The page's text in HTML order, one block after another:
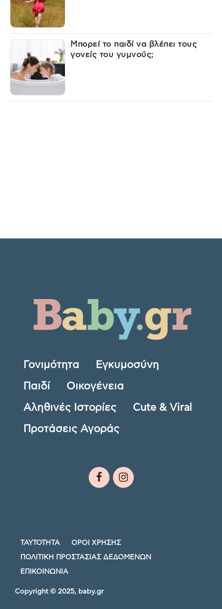
Μπορεί το παιδί να βλέπει τους
γονείς του γυμνούς;
Γονιμότητα Εγκυμοσύνη
Παιδί Οικογένεια
Αληθινές Ιστορίες Cute & Viral
Προτάσεις Αγοράς
ΤΑΥΤΟΤΗΤΑ ΟΡΟΙ ΧΡΗΣΗΣ
ΠΟΛΙΤΙΚΗ ΠΡΟΣΤΑΣΙΑΣ ΔΕΔΟΜΕΝΩΝ
ΕΠΙΚΟΙΝΩΝΙΑ
Copyright © 2025, baby.gr